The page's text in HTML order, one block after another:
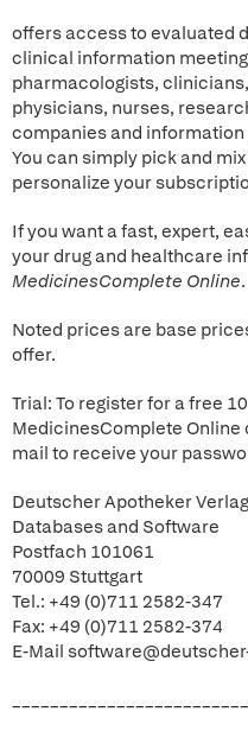
offers access to evaluated
clinical information
pharmacologists,
physicians, nurses,
companies and
You can simply pick and
personalize your
If you want a fast, expert,
your drug and healthcare
MedicinesComplete Online.
Noted prices are base
offer.
Trial: To register for a free
MedicinesComplete Online
mail to receive your
Deutscher Apotheker Verlag
Databases and Software
Postfach 101061
70009 Stuttgart
Tel.: +49 (0)711 2582-347
Fax: +49 (0)711 2582-374
E-Mail